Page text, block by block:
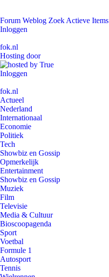
Forum Weblog Zoek Actieve Items
Inloggen
fok.nl
Hosting door
Inloggen
fok.nl
Actueel
Nederland
Internationaal
Economie
Politiek
Tech
Showbiz en Gossip
Opmerkelijk
Entertainment
Showbiz en Gossip
Muziek
Film
Televisie
Media & Cultuur
Bioscoopagenda
Sport
Voetbal
Formule 1
Autosport
Tennis